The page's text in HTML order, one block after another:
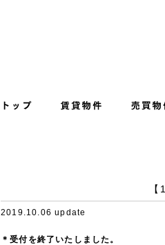
2019.10.06 update
＊受付を終了いたしました。